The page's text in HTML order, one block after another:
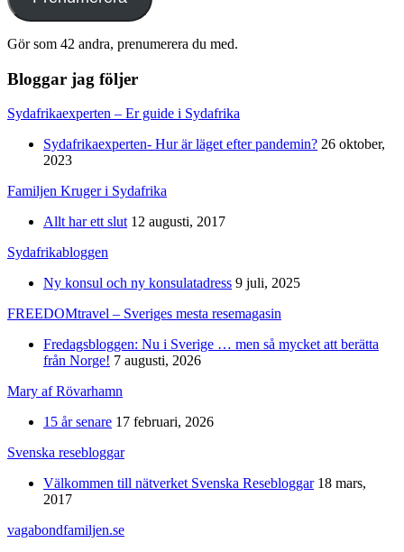
Gör som 42 andra, prenumerera du med.
Bloggar jag följer
Sydafrikaexperten – Er guide i Sydafrika
Sydafrikaexperten- Hur är läget efter pandemin? 26 oktober,
2023
Familjen Kruger i Sydafrika
Allt har ett slut 12 augusti, 2017
Sydafrikabloggen
Ny konsul och ny konsulatadress 9 juli, 2025
FREEDOMtravel – Sveriges mesta resemagasin
Fredagsbloggen: Nu i Sverige … men så mycket att berätta
från Norge! 7 augusti, 2026
Mary af Rövarhamn
15 år senare 17 februari, 2026
Svenska resebloggar
Välkommen till nätverket Svenska Resebloggar 18 mars,
2017
vagabondfamiljen.se